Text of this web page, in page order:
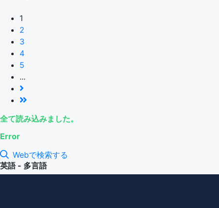
1
2
3
4
5
...
全て読み込みました。
Error
Webで検索する
英語 - 多言語